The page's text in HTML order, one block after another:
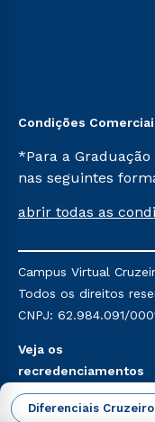
Diferenciais
Condições
*Para a
nas seguintes
Já para as demais,
mencionadas são
Religioso,
do Ensino de
abrir todas as
Campus Virtual
Todos os direitos
CNPJ: 62.984.091/
Veja os
recredenciamentos
aqui